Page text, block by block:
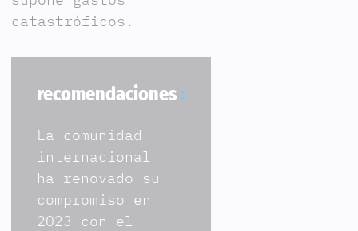
catastróficos.
recomendaciones
La comunidad
internacional
ha renovado su
compromiso en
2023 con el